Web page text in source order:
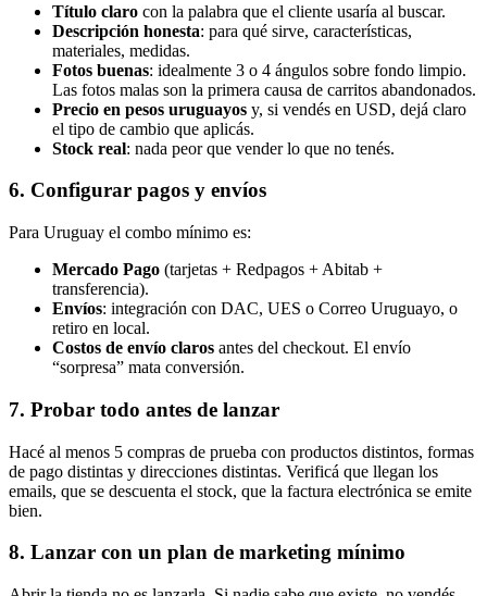
Título claro con la palabra que el cliente usaría al buscar.
Descripción honesta: para qué sirve, características,
materiales, medidas.
Fotos buenas: idealmente 3 o 4 ángulos sobre fondo limpio.
Las fotos malas son la primera causa de carritos abandonados.
Precio en pesos uruguayos y, si vendés en USD, dejá claro
el tipo de cambio que aplicás.
Stock real: nada peor que vender lo que no tenés.
6. Configurar pagos y envíos
Para Uruguay el combo mínimo es:
Mercado Pago (tarjetas + Redpagos + Abitab +
transferencia).
Envíos: integración con DAC, UES o Correo Uruguayo, o
retiro en local.
Costos de envío claros antes del checkout. El envío
“sorpresa” mata conversión.
7. Probar todo antes de lanzar
Hacé al menos 5 compras de prueba con productos distintos, formas
de pago distintas y direcciones distintas. Verificá que llegan los
emails, que se descuenta el stock, que la factura electrónica se emite
bien.
8. Lanzar con un plan de marketing mínimo